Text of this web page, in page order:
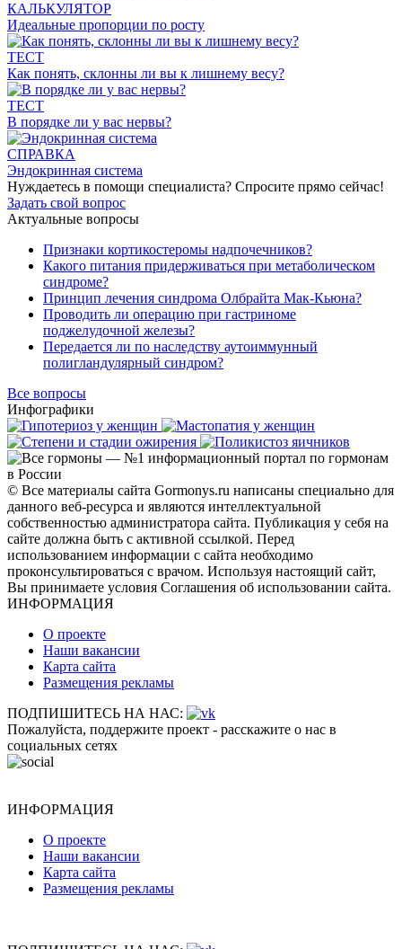
КАЛЬКУЛЯТОР
Идеальные пропорции по росту
ТЕСТ
Как понять, склонны ли вы к лишнему весу?
ТЕСТ
В порядке ли у вас нервы?
СПРАВКА
Эндокринная система
Нуждаетесь в помощи специалиста? Спросите прямо сейчас!
Задать свой вопрос
Актуальные вопросы
Признаки кортикостеромы надпочечников?
Какого питания придерживаться при метаболическом
синдроме?
Принцип лечения синдрома Олбрайта Мак-Кьюна?
Проводить ли операцию при гастриноме
поджелудочной железы?
Передается ли по наследству аутоиммунный
полигландулярный синдром?
Все вопросы
Инфографики
© Все материалы сайта Gormonys.ru написаны специально для
данного веб-ресурса и являются интеллектуальной
собственностью администратора сайта. Публикация у себя на
сайте должна быть с активной ссылкой. Перед
использованием информации с сайта необходимо
проконсультироваться с врачом. Используя настоящий сайт,
Вы принимаете условия Соглашения об использовании сайта.
ИНФОРМАЦИЯ
О проекте
Наши вакансии
Карта сайта
Размещения рекламы
ПОДПИШИТЕСЬ НА НАС:
Пожалуйста, поддержите проект - расскажите о нас в
социальных сетях
ИНФОРМАЦИЯ
О проекте
Наши вакансии
Карта сайта
Размещения рекламы